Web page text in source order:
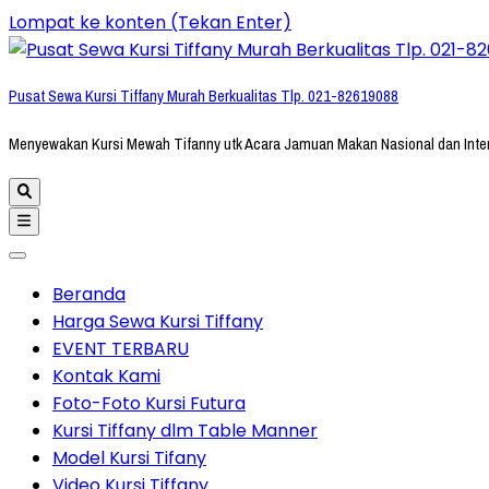
Lompat ke konten (Tekan Enter)
Pusat Sewa Kursi Tiffany Murah Berkualitas Tlp. 021-82619088
Menyewakan Kursi Mewah Tifanny utk Acara Jamuan Makan Nasional dan
Beranda
Harga Sewa Kursi Tiffany
EVENT TERBARU
Kontak Kami
Foto-Foto Kursi Futura
Kursi Tiffany dlm Table Manner
Model Kursi Tifany